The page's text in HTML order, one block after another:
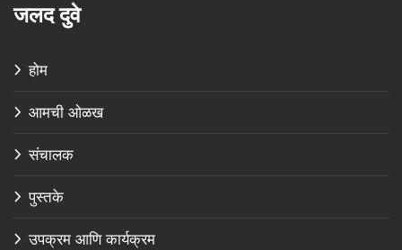
जलद दुवे
होम
आमची ओळख
संचालक
पुस्तके
उपक्रम आणि कार्यक्रम